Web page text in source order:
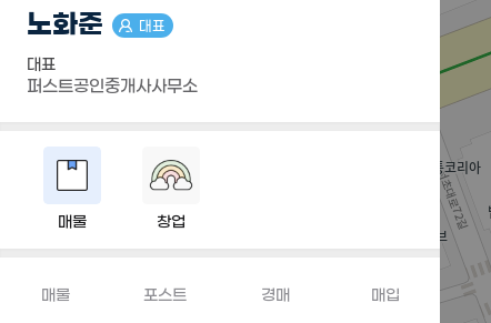
노화준 대표
대표
퍼스트공인중개사사무소
매물 창업
매물 포스트 경매 매입